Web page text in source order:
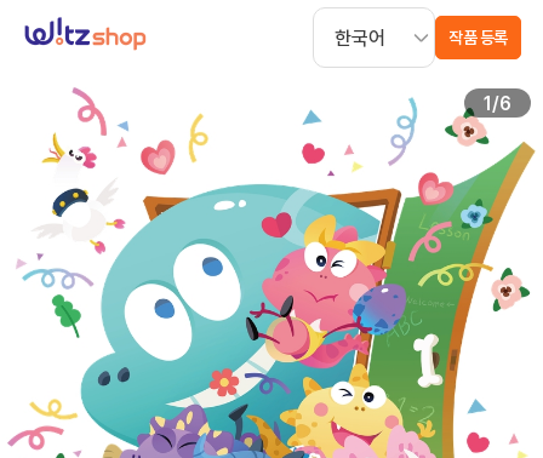
작품 등록
1/6